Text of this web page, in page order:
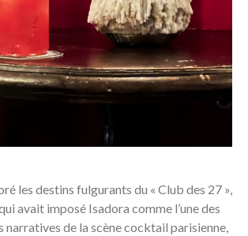
les destins fulgurants du « Club des 27 »,
avait imposé Isadora comme l’une des
narratives de la scène cocktail parisienne,